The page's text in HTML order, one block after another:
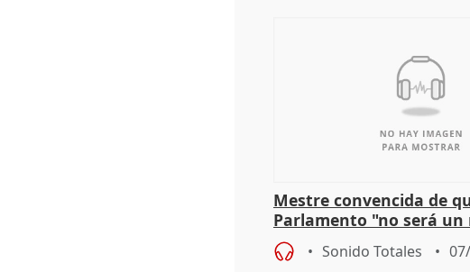
Mestre convencida de
Parlamento "no será
defiende "estabilidad"
Vox
Sonido Totales